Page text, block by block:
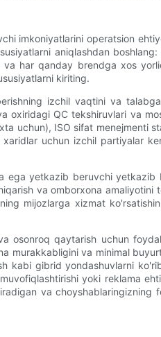
imkoniyatlarini operatsion
aniqlashdan
har qanday brendga xos
kiriting.
izchil vaqtini va
oxiridagi QC tekshiruvlari va
uchun), ISO sifat menejmenti
uchun izchil partiyalar
ega yetkazib beruvchi yetkazib
va omborxona amaliyotini
mijozlarga xizmat
osonroq qaytarish uchun
murakkabligini va minimal
kabi gibrid yondashuvlarni
yoki reklama
va choyshablaringizning